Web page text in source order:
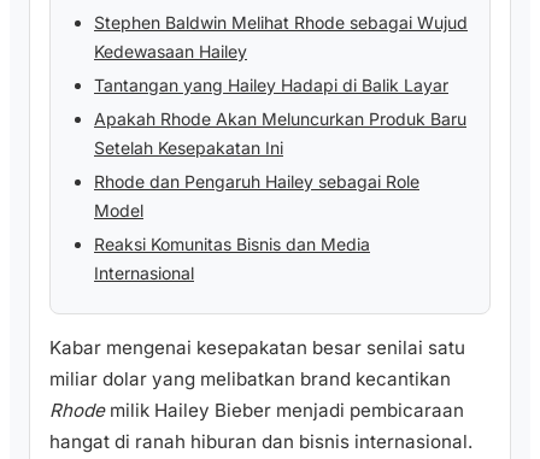
Stephen Baldwin Melihat Rhode sebagai Wujud
Kedewasaan Hailey
Tantangan yang Hailey Hadapi di Balik Layar
Apakah Rhode Akan Meluncurkan Produk Baru
Setelah Kesepakatan Ini
Rhode dan Pengaruh Hailey sebagai Role
Model
Reaksi Komunitas Bisnis dan Media
Internasional
Kabar mengenai kesepakatan besar senilai satu
miliar dolar yang melibatkan brand kecantikan
Rhodemilik Hailey Bieber menjadi pembicaraan
hangat di ranah hiburan dan bisnis internasional.